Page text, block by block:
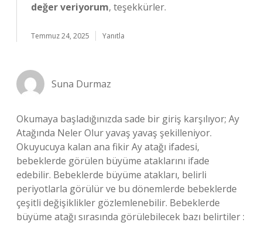
değer veriyorum, teşekkürler.
Temmuz 24, 2025 Yanıtla
Suna Durmaz
Okumaya başladığınızda sade bir giriş karşılıyor; Ay
Atağında Neler Olur yavaş yavaş şekilleniyor.
Okuyucuya kalan ana fikir Ay atağı ifadesi,
bebeklerde görülen büyüme ataklarını ifade
edebilir. Bebeklerde büyüme atakları, belirli
periyotlarla görülür ve bu dönemlerde bebeklerde
çeşitli değişiklikler gözlemlenebilir. Bebeklerde
büyüme atağı sırasında görülebilecek bazı belirtiler :